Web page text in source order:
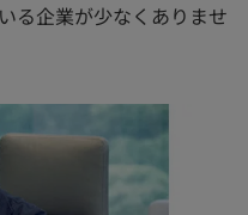
る企業が少なくありませ